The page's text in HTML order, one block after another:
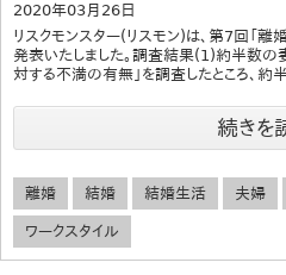
2020年03月26日
リスクモンスター(リスモン)は、第7回「
発表いたしました。調査結果(1)約半数の
対する不満の有無」を調査したところ、
続きを
離婚 結婚 結婚生活 夫婦
ワークスタイル